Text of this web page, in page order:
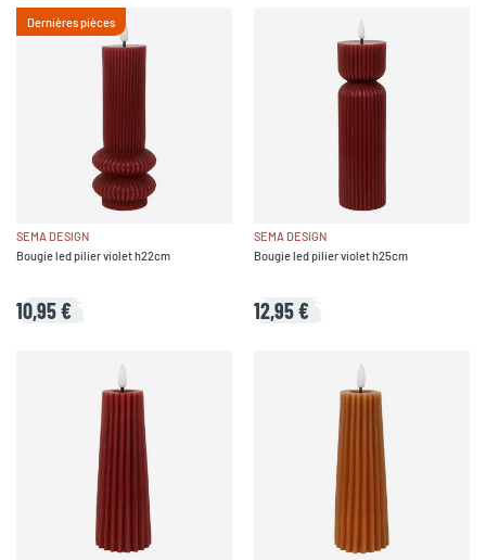
Dernières pièces
SEMA DESIGN
Bougie led pilier violet h22cm
10,95 €
SEMA DESIGN
Bougie led pilier violet h25cm
12,95 €